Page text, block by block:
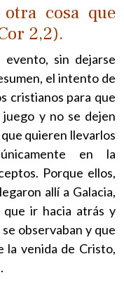
cosa que
2,2).
sin dejarse
el intento de
cristianos para que
y no se dejen
quieren llevarlos
en la
Porque ellos,
allí a Galacia,
ir hacia atrás y
observaban y que
la venida de Cristo,